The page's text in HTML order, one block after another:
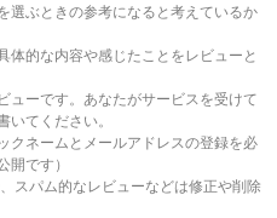
選ぶときの参考になると考えているか
体的な内容や感じたことをレビューと
ューです。あなたがサービスを受けて
いてください。
クネームとメールアドレスの登録を必
開です）
スパム的なレビューなどは修正や削除